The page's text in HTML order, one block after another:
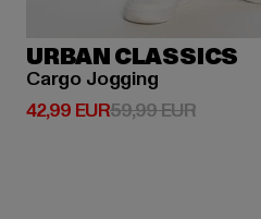
URBAN CLASSICS
Cargo Jogging
42,99 EUR
Derzeitiger Preis: 42,99 EUR
59,99 EUR